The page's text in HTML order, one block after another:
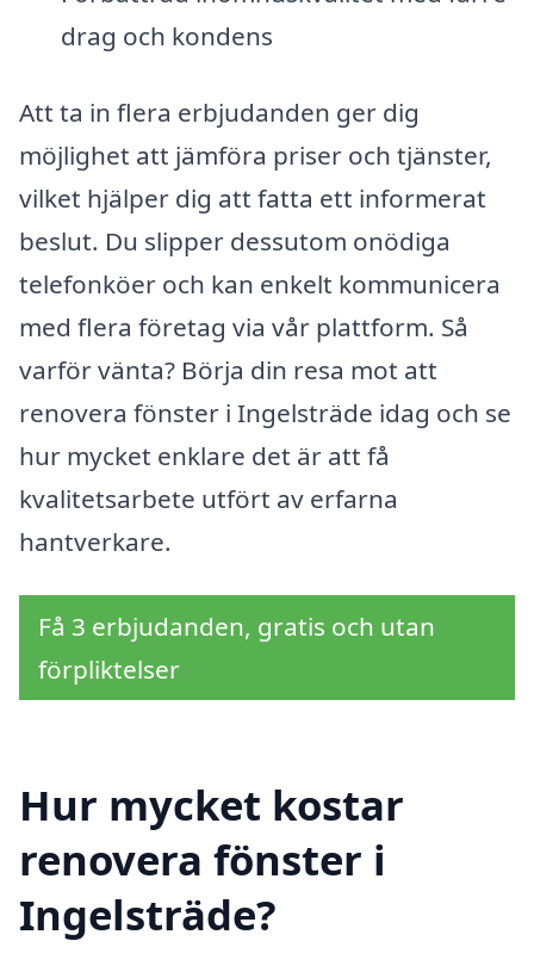
drag och kondens
Att ta in flera erbjudanden ger dig
möjlighet att jämföra priser och tjänster,
vilket hjälper dig att fatta ett informerat
beslut. Du slipper dessutom onödiga
telefonköer och kan enkelt kommunicera
med flera företag via vår plattform. Så
varför vänta? Börja din resa mot att
renovera fönster i Ingelsträde idag och se
hur mycket enklare det är att få
kvalitetsarbete utfört av erfarna
hantverkare.
Få 3 erbjudanden, gratis och utan
förpliktelser
Hur mycket kostar
renovera fönster i
Ingelsträde?